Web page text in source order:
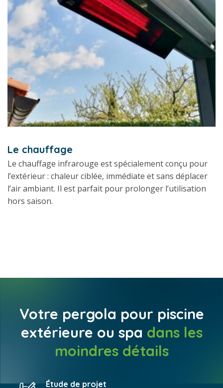
Le chauffage
Le chauffage infrarouge est spécialement conçu pour
l’extérieur : chaleur ciblée, immédiate et sans déplacer
l’air ambiant. Il est parfait pour prolonger l’utilisation
hors saison.
Votre pergola pour piscine
extérieure ou spa dans les
moindres détails
Étude de projet